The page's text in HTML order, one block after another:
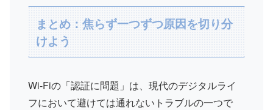
まとめ：焦らず一つずつ原因を切り分
けよう
Wi-Fiの「認証に問題」は、現代のデジタルライ
フにおいて避けては通れないトラブルの一つで